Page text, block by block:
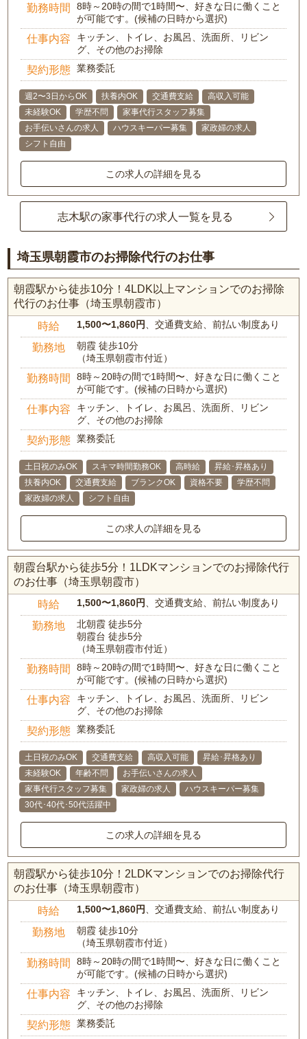
勤務時間
8時～20時の間で1時間〜、好きな日に働くこと
が可能です。(候補の日時から選択)
仕事内容
キッチン、トイレ、お風呂、洗面所、リビン
グ、その他のお掃除
契約形態 業務委託
週2〜3日からOK 扶養内OK 交通費支給
高収入可能
未経験OK
学歴不問
家事代行スタッフ募集
お手伝いさんの求人
ハウスキーパー募集
家政婦の求人
シフト自由
この求人の詳細を見る
志木駅の家事代行の求人一覧を見る
埼玉県朝霞市のお掃除代行のお仕事
朝霞駅から徒歩10分！4LDK以上マンションでのお掃除
代行のお仕事（埼玉県朝霞市）
時給 1,500〜1,860円 、交通費支給、前払い制度あり
勤務地
朝霞 徒歩10分
（埼玉県朝霞市付近）
勤務時間
8時～20時の間で1時間〜、好きな日に働くこと
が可能です。(候補の日時から選択)
仕事内容
キッチン、トイレ、お風呂、洗面所、リビン
グ、その他のお掃除
契約形態 業務委託
土日祝のみOK スキマ時間勤務OK 高時給
昇給･昇格あり
扶養内OK
交通費支給 ブランクOK 資格不要
学歴不問
家政婦の求人
シフト自由
この求人の詳細を見る
朝霞台駅から徒歩5分！1LDKマンションでのお掃除代行
のお仕事（埼玉県朝霞市）
時給 1,500〜1,860円 、交通費支給、前払い制度あり
勤務地
北朝霞 徒歩5分
朝霞台 徒歩5分
（埼玉県朝霞市付近）
勤務時間
8時～20時の間で1時間〜、好きな日に働くこと
が可能です。(候補の日時から選択)
仕事内容
キッチン、トイレ、お風呂、洗面所、リビン
グ、その他のお掃除
契約形態 業務委託
土日祝のみOK 交通費支給 高収入可能
昇給･昇格あり
未経験OK
年齢不問
お手伝いさんの求人
家事代行スタッフ募集
家政婦の求人
ハウスキーパー募集
30代･40代･50代活躍中
この求人の詳細を見る
朝霞駅から徒歩10分！2LDKマンションでのお掃除代行
のお仕事（埼玉県朝霞市）
時給 1,500〜1,860円 、交通費支給、前払い制度あり
勤務地
朝霞 徒歩10分
（埼玉県朝霞市付近）
勤務時間
8時～20時の間で1時間〜、好きな日に働くこと
が可能です。(候補の日時から選択)
仕事内容
キッチン、トイレ、お風呂、洗面所、リビン
グ、その他のお掃除
契約形態 業務委託